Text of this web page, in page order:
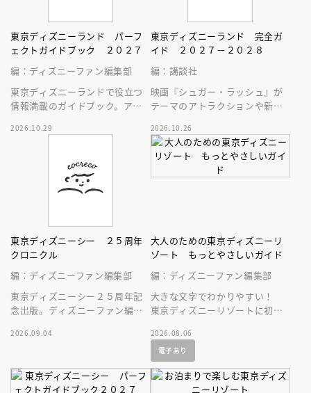
東京ディズニーランド パーフ
ェクトガイドブック ２０２７
編：ディズニーファン編集部
東京ディズニーランドで役立つ
情報満載のガイドブック。アト
ン、グッズまでが１冊に！
2026.10.29
東京ディズニーランド 完全ガ
イド ２０２７－２０２８
編：講談社
映画『シュガー・ラッシュ』が
テーマのアトラクションや新生
東京ディズニーランドの最新情
報をお届け！
2026.10.26
東京ディズニーシー ２５周年
クロニクル
編：ディズニーファン編集部
東京ディズニーシー２５周年記
念出版。ディズニーファン編集
したパークファン必見の２５年
2026.09.04
大人のための東京ディズニーリ
ゾート もっとやさしいガイド
編：ディズニーファン編集部
大きな文字でわかりやすい！
東京ディズニーリゾートに初め
人へ贈る、やさしいガイドブッ
ク。
2026.08.06
電子あり